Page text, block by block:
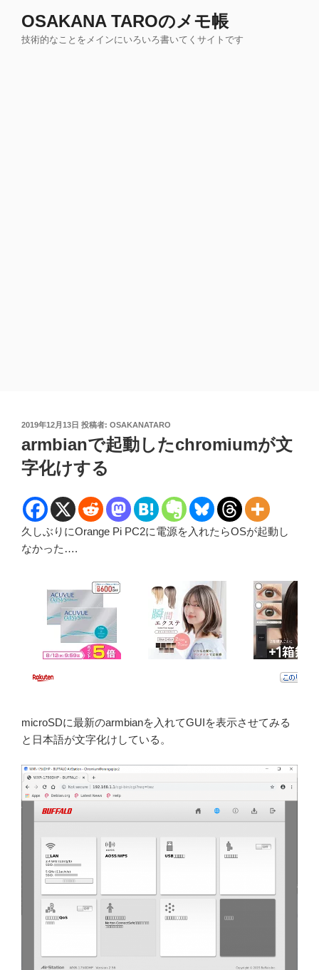
OSAKANA TAROのメモ帳
技術的なことをメインにいろいろ書いてくサイトです
投
日:
2019年12月13日 投稿者: OSAKANATARO
armbianで起動したchromiumが文
字化けする
久しぶりにOrange Pi PC2に電源を入れたらOSが起動し
なかった….
microSDに最新のarmbianを入れてGUIを表示させてみる
と日本語が文字化けしている。